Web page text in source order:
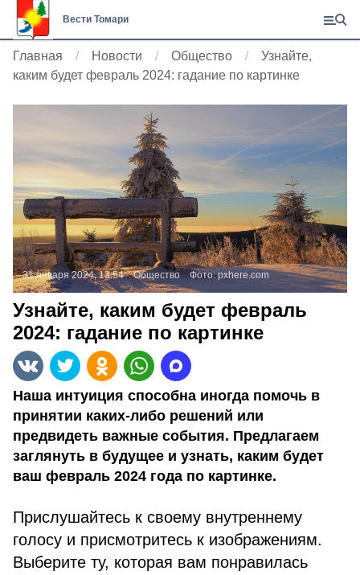
Вести Томари
Главная Новости Общество
Узнайте,
каким будет февраль 2024: гадание по картинке
31 января 2024, 13:54 Общество Фото:pxhere.com
Узнайте, каким будет февраль
2024: гадание по картинке
Наша интуиция способна иногда помочь в
принятии каких-либо решений или
предвидеть важные события. Предлагаем
заглянуть в будущее и узнать, каким будет
ваш февраль 2024 года по картинке.
Прислушайтесь к своему внутреннему
голосу и присмотритесь к изображениям.
Выберите ту, которая вам понравилась